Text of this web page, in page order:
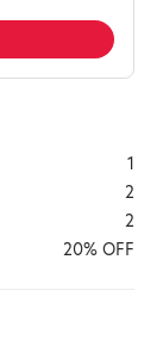
1
2
2
20% OFF